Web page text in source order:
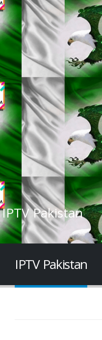
IPTV Pakistan
IPTV Pakistan